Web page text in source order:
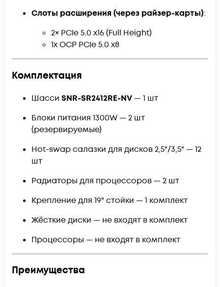
Слоты расширения (через райзер-карты):
2× PCIe 5.0 x16 (Full Height)
1x OCP PCIe 5.0 x8
Комплектация
Шасси SNR-SR2412RE-NV — 1 шт
Блоки питания 1300W — 2 шт
(резервируемые)
Hot-swap салазки для дисков 2,5"/3,5" — 12
шт
Радиаторы для процессоров — 2 шт
Крепление для 19" стойки — 1 комплект
Жёсткие диски — не входят в комплект
Процессоры — не входят в комплект
Преимущества